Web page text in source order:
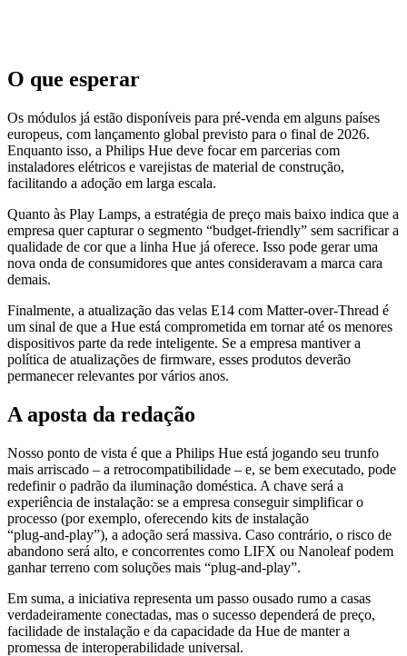
O que esperar
Os módulos já estão disponíveis para pré‑venda em alguns países
europeus, com lançamento global previsto para o final de 2026.
Enquanto isso, a Philips Hue deve focar em parcerias com
instaladores elétricos e varejistas de material de construção,
facilitando a adoção em larga escala.
Quanto às Play Lamps, a estratégia de preço mais baixo indica que a
empresa quer capturar o segmento “budget‑friendly” sem sacrificar a
qualidade de cor que a linha Hue já oferece. Isso pode gerar uma
nova onda de consumidores que antes consideravam a marca cara
demais.
Finalmente, a atualização das velas E14 com Matter‑over‑Thread é
um sinal de que a Hue está comprometida em tornar até os menores
dispositivos parte da rede inteligente. Se a empresa mantiver a
política de atualizações de firmware, esses produtos deverão
permanecer relevantes por vários anos.
A aposta da redação
Nosso ponto de vista é que a Philips Hue está jogando seu trunfo
mais arriscado – a retrocompatibilidade – e, se bem executado, pode
redefinir o padrão da iluminação doméstica. A chave será a
experiência de instalação: se a empresa conseguir simplificar o
processo (por exemplo, oferecendo kits de instalação
“plug‑and‑play”), a adoção será massiva. Caso contrário, o risco de
abandono será alto, e concorrentes como LIFX ou Nanoleaf podem
ganhar terreno com soluções mais “plug‑and‑play”.
Em suma, a iniciativa representa um passo ousado rumo a casas
verdadeiramente conectadas, mas o sucesso dependerá de preço,
facilidade de instalação e da capacidade da Hue de manter a
promessa de interoperabilidade universal.